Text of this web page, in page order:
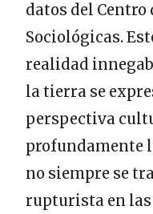
datos del
Sociológicas.
realidad
la tierra se
perspectiva
profundamente
no siempre se
rupturista en las